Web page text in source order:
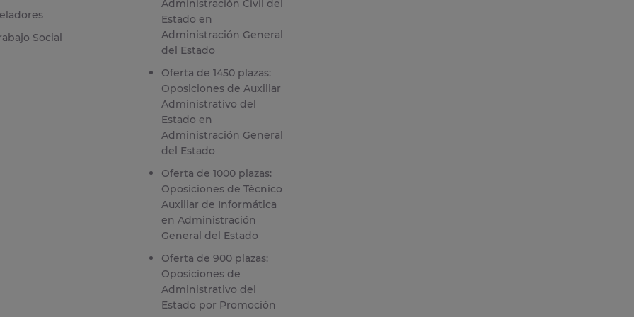
Social
Administración Civil del
Estado en
Administración General
del Estado
Oferta de 1450 plazas:
Oposiciones de Auxiliar
Administrativo del
Estado en
Administración General
del Estado
Oferta de 1000 plazas:
Oposiciones de Técnico
Auxiliar de Informática
en Administración
General del Estado
Oferta de 900 plazas:
Oposiciones de
Administrativo del
Estado por Promoción